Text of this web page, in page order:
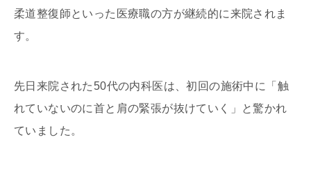
柔道整復師といった医療職の方が継続的に来院されま
す。
先日来院された50代の内科医は、初回の施術中に「触
れていないのに首と肩の緊張が抜けていく」と驚かれ
ていました。